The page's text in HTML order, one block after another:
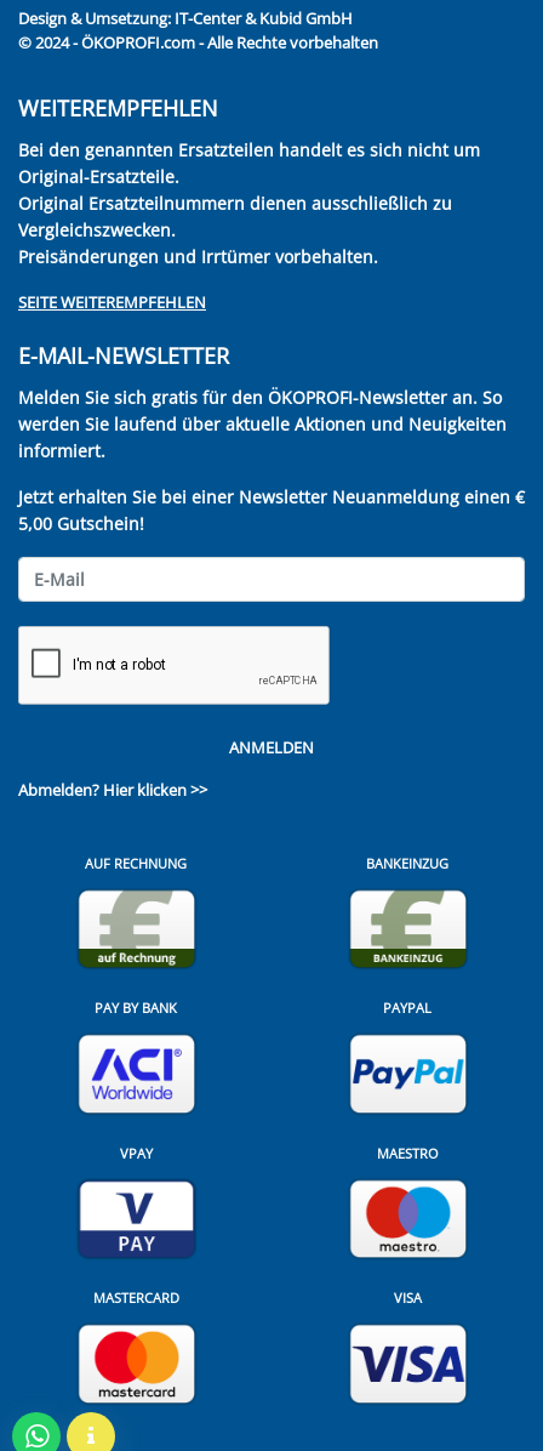
Design & Umsetzung: IT-Center & Kubid GmbH
© 2024 - ÖKOPROFI.com - Alle Rechte vorbehalten
WEITEREMPFEHLEN
Bei den genannten Ersatzteilen handelt es sich nicht um
Original-Ersatzteile.
Original Ersatzteilnummern dienen ausschließlich zu
Vergleichszwecken.
Preisänderungen und Irrtümer vorbehalten.
SEITE WEITEREMPFEHLEN
E-MAIL-NEWSLETTER
Melden Sie sich gratis für den ÖKOPROFI-Newsletter an. So
werden Sie laufend über aktuelle Aktionen und Neuigkeiten
informiert.
Jetzt erhalten Sie bei einer Newsletter Neuanmeldung einen €
5,00 Gutschein!
ANMELDEN
Abmelden? Hier klicken >>
AUF RECHNUNG BANKEINZUG
PAY BY BANK PAYPAL
VPAY MAESTRO
MASTERCARD VISA